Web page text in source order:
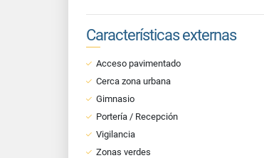
Características externas
Acceso pavimentado
Cerca zona urbana
Gimnasio
Portería / Recepción
Vigilancia
Zonas verdes